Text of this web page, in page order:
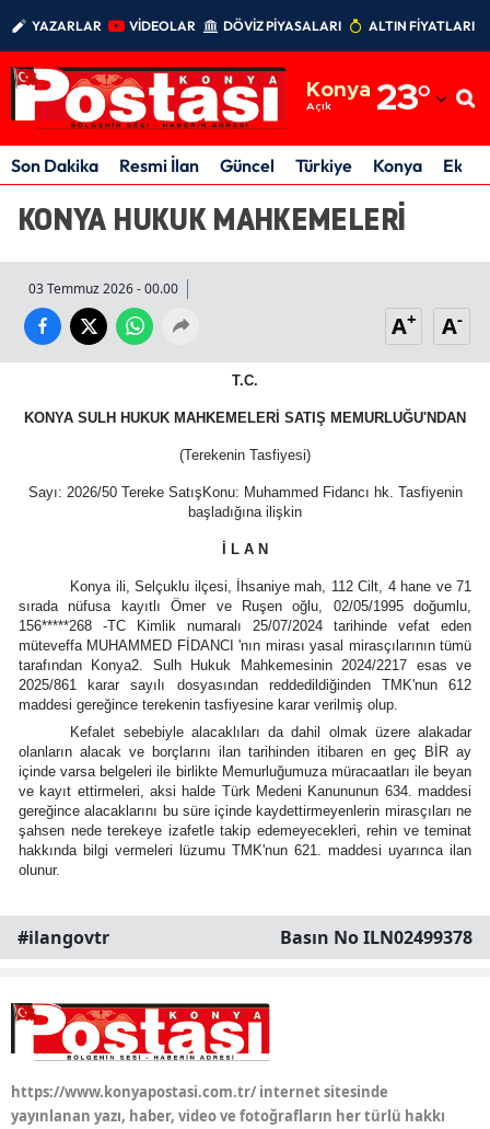
YAZARLAR VİDEOLAR DÖVİZ PİYASALARI ALTIN FİYATLARI
Konya
Açık 23°
Adıyaman
Afyonkarahisar
Aydın
Bitlis
Bolu
Burdur
Bursa
Çanakkale
Çankırı
Denizli
Diyarbakır
Erzincan
Son Dakika Resmi İlan Güncel Türkiye Konya
KONYA HUKUK MAHKEMELERİ
03 Temmuz 2026 - 00.00
A+ A-
T.C.
KONYA SULH HUKUK MAHKEMELERİ SATIŞ MEMURLUĞU'NDAN
(Terekenin Tasfiyesi)
Sayı: 2026/50 Tereke SatışKonu: Muhammed Fidancı hk. Tasfiyenin
başladığına ilişkin
İ L A N
Konya ili, Selçuklu ilçesi, İhsaniye mah, 112 Cilt, 4 hane ve 71
sırada nüfusa kayıtlı Ömer ve Ruşen oğlu, 02/05/1995 doğumlu,
156*****268 -TC Kimlik numaralı 25/07/2024 tarihinde vefat eden
müteveffa MUHAMMED FİDANCI 'nın mirası yasal mirasçılarının tümü
tarafından Konya2. Sulh Hukuk Mahkemesinin 2024/2217 esas ve
2025/861 karar sayılı dosyasından reddedildiğinden TMK'nun 612
maddesi gereğince terekenin tasfiyesine karar verilmiş olup.
Kefalet sebebiyle alacaklıları da dahil olmak üzere alakadar
olanların alacak ve borçlarını ilan tarihinden itibaren en geç BİR ay
içinde varsa belgeleri ile birlikte Memurluğumuza müracaatları ile beyan
ve kayıt ettirmeleri, aksi halde Türk Medeni Kanununun 634. maddesi
gereğince alacaklarını bu süre içinde kaydettirmeyenlerin mirasçıları ne
şahsen nede terekeye izafetle takip edemeyecekleri, rehin ve teminat
hakkında bilgi vermeleri lüzumu TMK'nun 621. maddesi uyarınca ilan
olunur.
#ilangovtr Basın No ILN02499378
https://www.konyapostasi.com.tr/ internet sitesinde
yayınlanan yazı, haber, video ve fotoğrafların her türlü hakkı